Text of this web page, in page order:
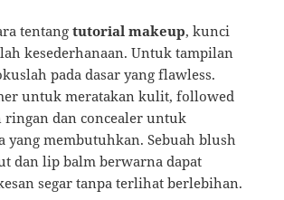
tentangtutorial makeup, kunci
kesederhanaan. Untuk tampilan
pada dasar yang flawless.
untuk meratakan kulit, followed
dan concealer untuk
yang membutuhkan. Sebuah blush
dan lip balm berwarna dapat
segar tanpa terlihat berlebihan.